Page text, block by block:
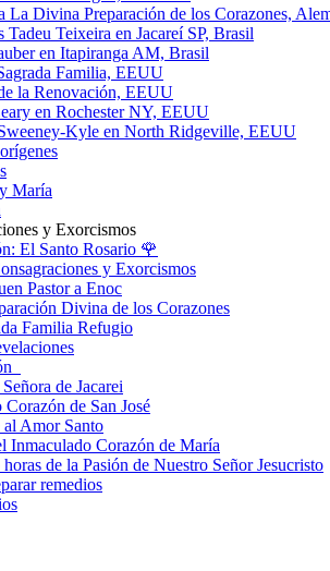
La Divina Preparación de los Corazones,
Tadeu Teixeira en Jacareí SP, Brasil
en Itapiranga AM, Brasil
Familia, EEUU
la Renovación, EEUU
en Rochester NY, EEUU
Kyle en North Ridgeville, EEUU
María
y Exorcismos
El Santo Rosario 🌹
y Exorcismos
Pastor a Enoc
Divina de los Corazones
Familia Refugio
de Jacarei
de San José
al Amor Santo
Inmaculado Corazón de María
de la Pasión de Nuestro Señor Jesucristo
remedios